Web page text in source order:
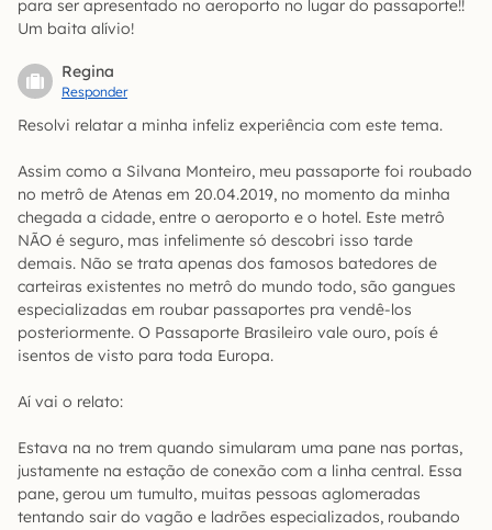
para ser apresentado no aeroporto no lugar do passaporte!!
Um baita alívio!
Regina
Responder
Resolvi relatar a minha infeliz experiência com este tema.
Assim como a Silvana Monteiro, meu passaporte foi roubado
no metrô de Atenas em 20.04.2019, no momento da minha
chegada a cidade, entre o aeroporto e o hotel. Este metrô
NÃO é seguro, mas infelimente só descobri isso tarde
demais. Não se trata apenas dos famosos batedores de
carteiras existentes no metrô do mundo todo, são gangues
especializadas em roubar passaportes pra vendê-los
posteriormente. O Passaporte Brasileiro vale ouro, poís é
isentos de visto para toda Europa.
Aí vai o relato:
Estava na no trem quando simularam uma pane nas portas,
justamente na estação de conexão com a linha central. Essa
pane, gerou um tumulto, muitas pessoas aglomeradas
tentando sair do vagão e ladrões especializados, roubando